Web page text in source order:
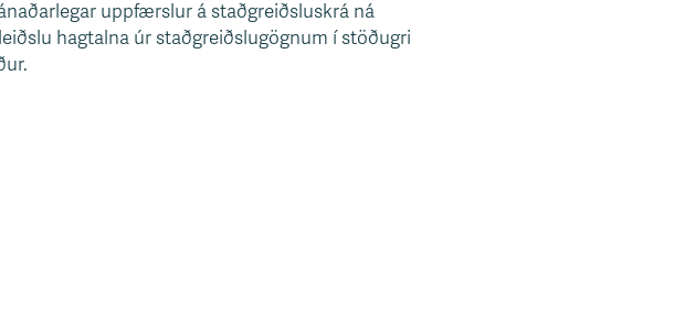
uppfærslur á staðgreiðsluskrá ná
hagtalna úr staðgreiðslugögnum í stöðugri